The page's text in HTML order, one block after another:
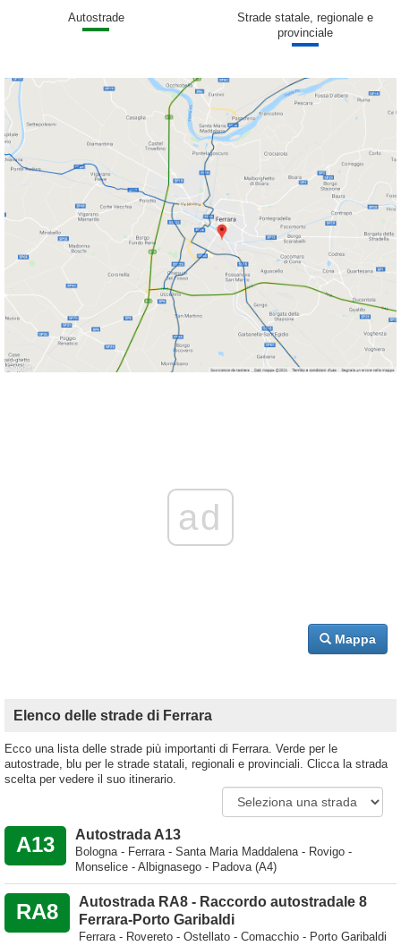
Autostrade
Strade statale, regionale e
provinciale
ad
Mappa
Elenco delle strade di Ferrara
Ecco una lista delle strade più importanti di Ferrara. Verde per le
autostrade, blu per le strade statali, regionali e provinciali. Clicca la strada
scelta per vedere il suo itinerario.
A13 Autostrada A13
Bologna - Ferrara - Santa Maria Maddalena - Rovigo -
Monselice - Albignasego - Padova (A4)
RA8
Autostrada RA8 - Raccordo autostradale 8
Ferrara-Porto Garibaldi
Ferrara - Rovereto - Ostellato - Comacchio - Porto Garibaldi